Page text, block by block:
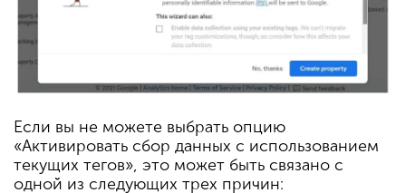
Если вы не можете выбрать опцию
«Активировать сбор данных с использованием
текущих тегов», это может быть связано с
одной из следующих трех причин: